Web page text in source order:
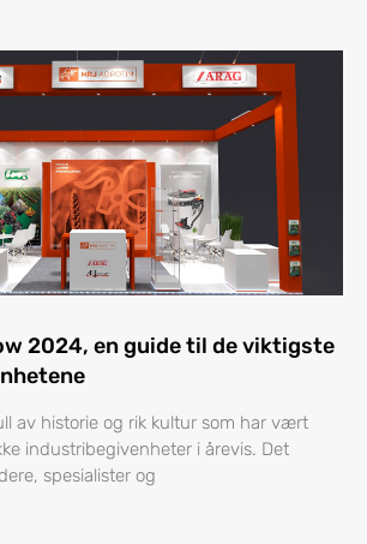
2024, en guide til de viktigste
av historie og rik kultur som har vært
industribegivenheter i årevis. Det
spesialister og